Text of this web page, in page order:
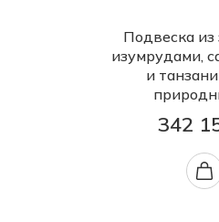
Подвеска из
изумрудами,
и
342